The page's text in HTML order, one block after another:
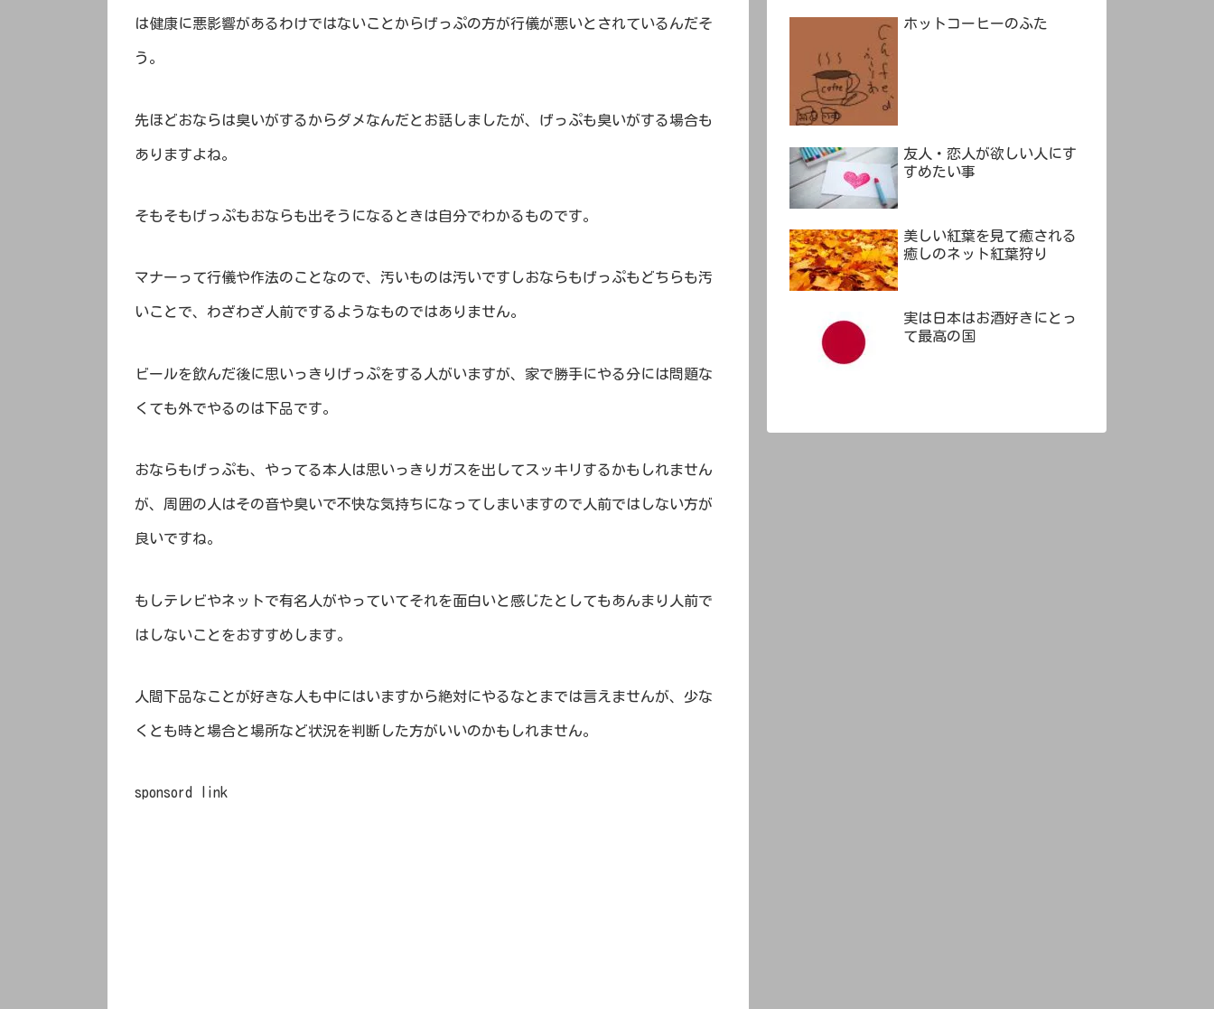
は健康に悪影響があるわけではないことからげっぷの方が行儀が悪いとされているんだそ
う。
先ほどおならは臭いがするからダメなんだとお話しましたが、げっぷも臭いがする場合も
ありますよね。
そもそもげっぷもおならも出そうになるときは自分でわかるものです。
マナーって行儀や作法のことなので、汚いものは汚いですしおならもげっぷもどちらも汚
いことで、わざわざ人前でするようなものではありません。
ビールを飲んだ後に思いっきりげっぷをする人がいますが、家で勝手にやる分には問題な
くても外でやるのは下品です。
おならもげっぷも、やってる本人は思いっきりガスを出してスッキリするかもしれません
が、周囲の人はその音や臭いで不快な気持ちになってしまいますので人前ではしない方が
良いですね。
もしテレビやネットで有名人がやっていてそれを面白いと感じたとしてもあんまり人前で
はしないことをおすすめします。
人間下品なことが好きな人も中にはいますから絶対にやるなとまでは言えませんが、少な
くとも時と場合と場所など状況を判断した方がいいのかもしれません。
sponsord link
ホットコーヒーのふた
友人・恋人が欲しい人にす
すめたい事
美しい紅葉を見て癒される
癒しのネット紅葉狩り
実は日本はお酒好きにとっ
て最高の国